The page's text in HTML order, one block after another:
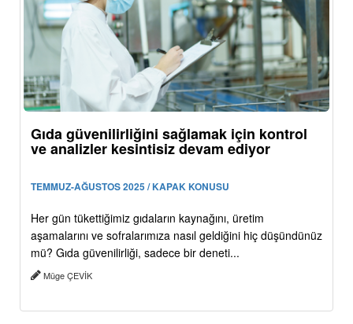
Gıda güvenilirliğini sağlamak için kontrol
ve analizler kesintisiz devam ediyor
TEMMUZ-AĞUSTOS 2025 / KAPAK KONUSU
Her gün tükettiğimiz gıdaların kaynağını, üretim
aşamalarını ve sofralarımıza nasıl geldiğini hiç düşündünüz
mü? Gıda güvenilirliği, sadece bir deneti...
Müge ÇEVİK